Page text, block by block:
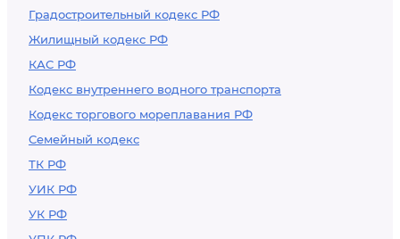
Градостроительный кодекс РФ
Жилищный кодекс РФ
КАС РФ
Кодекс внутреннего водного транспорта
Кодекс торгового мореплавания РФ
Семейный кодекс
ТК РФ
УИК РФ
УК РФ